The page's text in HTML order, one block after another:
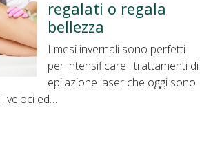
regalati o regala
bellezza
I mesi invernali sono perfetti
per intensificare i trattamenti di
epilazione laser che oggi sono
veloci ed…